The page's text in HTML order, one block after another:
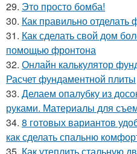
29. Это просто бомба!
30. Как правильно
31. Как сделать свой дом
помощью фронтона
32. Онлайн калькулятор
Расчет фундаментной плиты
33. Делаем опалубку из
руками. Материалы для
34. 8 готовых вариантов
как сделать спальню
35. Как утеплить стальную